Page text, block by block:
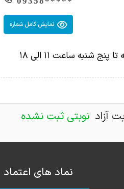
آزاد نوبتی ثبت نشده
نمایش کامل شماره
پنج شنبه ساعت ۱۱ الی ۱۸
نماد های اعتماد